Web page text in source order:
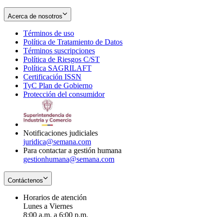
Acerca de nosotros
Términos de uso
in
new
window
Política de Tratamiento de Datos
Términos suscripciones
in
Política de Riesgos C/ST
Política SAGRILAFT
new
window
Certificación ISSN
in
new
TyC Plan de Gobierno
in
Protección del consumidorOpens
Notificaciones judiciales
juridica@semana.com
Para contactar a gestión humana
gestionhumana@semana.com
Contáctenos
Horarios de atención
Lunes a Viernes
8:00 a.m. a 6:00 p.m.